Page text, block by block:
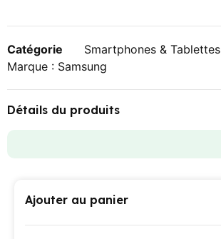
Catégorie
Smartphones & Tablettes
Marque : Samsung
Détails du produits
Ajouter au panier